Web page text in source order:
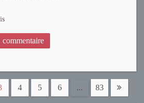
commentaire
4 5 6 ... 83